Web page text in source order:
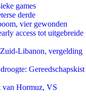
games
derde
vier gewonden
access tot uitgebreide
Libanon, vergelding
Gereedschapskist
van Hormuz, VS